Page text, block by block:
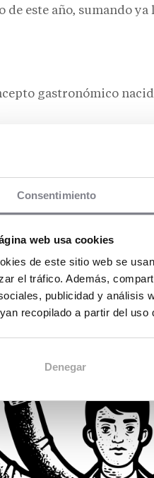
Consentimiento
web usa cookies
de este sitio web se
el tráfico. Además,
publicidad y análisis
recopilado a partir del
Denegar
este año, sumando ya
gastronómico
expansión
el propósito del
así como
Alicante y Valencia.
un 16 % sus